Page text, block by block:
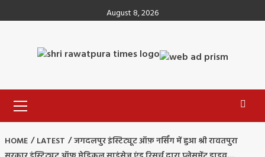
to
August 8, 2026
Menu
HOME LATEST
जगदलपुर इंस्टिट्यूट ऑफ़ नर्सिंग में हुआ श्री रावतपुरा